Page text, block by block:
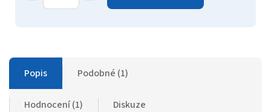
Popis Podobné (1)
Hodnocení (1) Diskuze